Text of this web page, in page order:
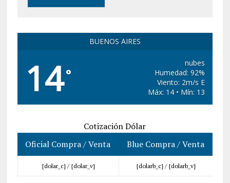
BUENOS AIRES
14°
nubes
Humedad: 92%
Viento: 2m/s E
Máx: 14 • Mín: 13
Cotización Dólar
Oficial Compra / Venta
Blue Compra / Venta
{dolar_c} / {dolar_v} {dolarb_c} / {dolarb_v}